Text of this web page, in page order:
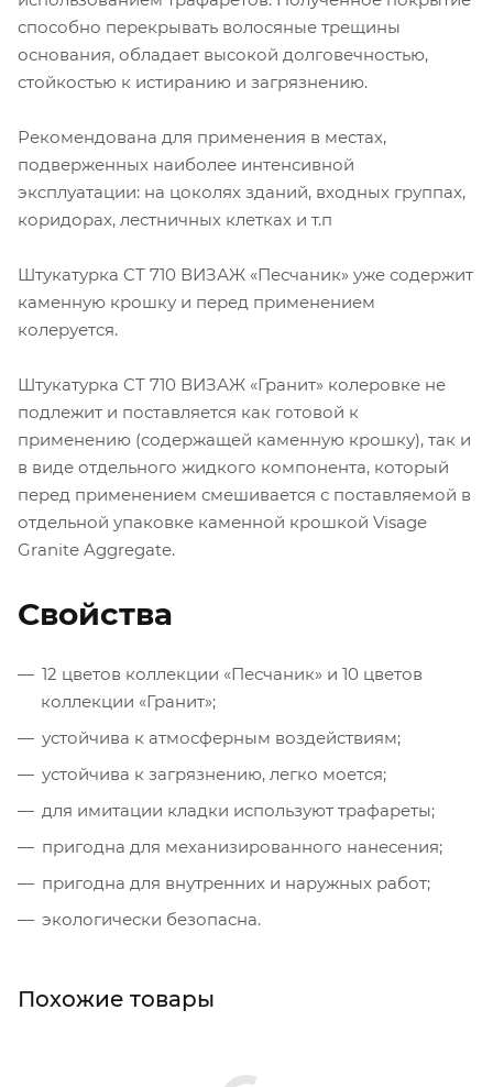
способно перекрывать волосяные трещины
основания, обладает высокой долговечностью,
стойкостью к истиранию и загрязнению.
Рекомендована для применения в местах,
подверженных наиболее интенсивной
эксплуатации: на цоколях зданий, входных группах,
коридорах, лестничных клетках и т.п
Штукатурка CT 710 ВИЗАЖ «Песчаник» уже содержит
каменную крошку и перед применением
колеруется.
Штукатурка CT 710 ВИЗАЖ «Гранит» колеровке не
подлежит и поставляется как готовой к
применению (содержащей каменную крошку), так и
в виде отдельного жидкого компонента, который
перед применением смешивается с поставляемой в
отдельной упаковке каменной крошкой Visage
Granite Aggregate.
Свойства
12 цветов коллекции «Песчаник» и 10 цветов
коллекции «Гранит»;
устойчива к атмосферным воздействиям;
устойчива к загрязнению, легко моется;
для имитации кладки используют трафареты;
пригодна для механизированного нанесения;
пригодна для внутренних и наружных работ;
экологически безопасна.
Похожие товары